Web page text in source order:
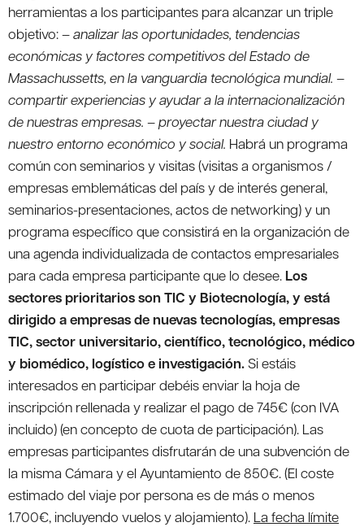
herramientas a los participantes para alcanzar un triple
objetivo: –analizar las oportunidades, tendencias
económicas y factores competitivos del Estado de
Massachussetts, en la vanguardia tecnológica mundial. –
compartir experiencias y ayudar a la internacionalización
de nuestras empresas. – proyectar nuestra ciudad y
nuestro entorno económico y social. Habrá un programa
común con seminarios y visitas (visitas a organismos /
empresas emblemáticas del país y de interés general,
seminarios-presentaciones, actos de networking) y un
programa específico que consistirá en la organización de
una agenda individualizada de contactos empresariales
para cada empresa participante que lo desee. Los
sectores prioritarios son TIC y Biotecnología, y está
dirigido a empresas de nuevas tecnologías, empresas
TIC, sector universitario, científico, tecnológico, médico
y biomédico, logístico e investigación.Si estáis
interesados en participar debéis enviar la hoja de
inscripción rellenada y realizar el pago de 745€ (con IVA
incluido) (en concepto de cuota de participación). Las
empresas participantes disfrutarán de una subvención de
la misma Cámara y el Ayuntamiento de 850€. (El coste
estimado del viaje por persona es de más o menos
1.700€, incluyendo vuelos y alojamiento). La fecha límite